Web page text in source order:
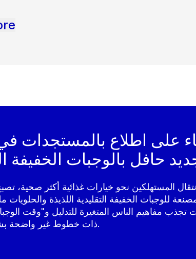
على اطلاع بالمستجدات
حافل بالوجبات الخفيفة
المستهلكين نحو خيارات غذائية أكثر صحية،
للوجبات الخفيفة التقليدية اللذيذة والحلويات
تجذب مفاهيم الناس المتغيرة للتدليل و"وقت
ذات خطوط غير واضحة بشكل متزايد.